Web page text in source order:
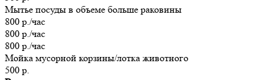
Мытье посуды в объеме больше раковины
800 р./час
800 р./час
800 р./час
Мойка мусорной корзины/лотка животного
500 р.